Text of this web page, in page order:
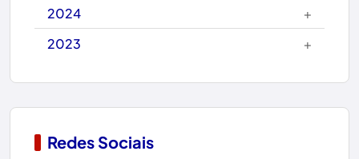
Caturama
Chapada Diamantina
Condeúba
Copa do Mundo 2026
2024
+
2023
+
Redes Sociais